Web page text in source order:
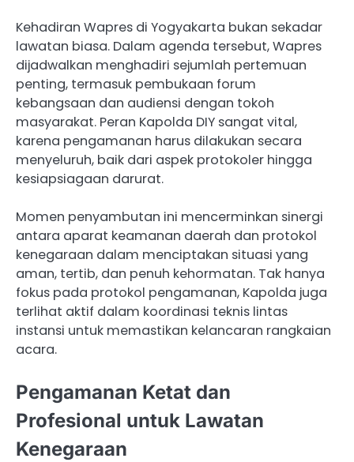
Kehadiran Wapres di Yogyakarta bukan sekadar
lawatan biasa. Dalam agenda tersebut, Wapres
dijadwalkan menghadiri sejumlah pertemuan
penting, termasuk pembukaan forum
kebangsaan dan audiensi dengan tokoh
masyarakat. Peran Kapolda DIY sangat vital,
karena pengamanan harus dilakukan secara
menyeluruh, baik dari aspek protokoler hingga
kesiapsiagaan darurat.
Momen penyambutan ini mencerminkan sinergi
antara aparat keamanan daerah dan protokol
kenegaraan dalam menciptakan situasi yang
aman, tertib, dan penuh kehormatan. Tak hanya
fokus pada protokol pengamanan, Kapolda juga
terlihat aktif dalam koordinasi teknis lintas
instansi untuk memastikan kelancaran rangkaian
acara.
Pengamanan Ketat dan
Profesional untuk Lawatan
Kenegaraan